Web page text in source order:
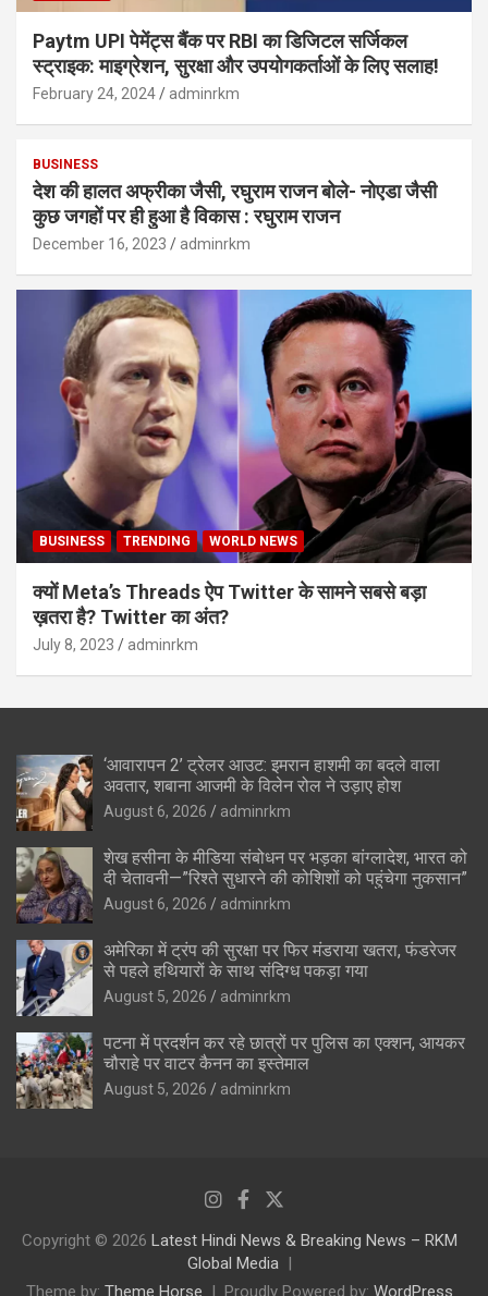
Paytm UPI पेमेंट्स बैंक पर RBI का डिजिटल सर्जिकल
स्ट्राइक: माइग्रेशन, सुरक्षा और उपयोगकर्ताओं के लिए सलाह!
February 24, 2024 adminrkm
BUSINESS
देश की हालत अफ्रीका जैसी, रघुराम राजन बोले- नोएडा जैसी
कुछ जगहों पर ही हुआ है विकास : रघुराम राजन
December 16, 2023 adminrkm
BUSINESS TRENDING WORLD NEWS
क्यों Meta’s Threads ऐप Twitter के सामने सबसे बड़ा
ख़तरा है? Twitter का अंत?
July 8, 2023 adminrkm
‘आवारापन 2’ ट्रेलर आउट: इमरान हाशमी का बदले वाला
अवतार, शबाना आजमी के विलेन रोल ने उड़ाए होश
August 6, 2026 adminrkm
शेख हसीना के मीडिया संबोधन पर भड़का बांग्लादेश, भारत को
दी चेतावनी—”रिश्ते सुधारने की कोशिशों को पहुंचेगा नुकसान”
August 6, 2026 adminrkm
अमेरिका में ट्रंप की सुरक्षा पर फिर मंडराया खतरा, फंडरेजर
से पहले हथियारों के साथ संदिग्ध पकड़ा गया
August 5, 2026 adminrkm
पटना में प्रदर्शन कर रहे छात्रों पर पुलिस का एक्शन, आयकर
चौराहे पर वाटर कैनन का इस्तेमाल
August 5, 2026 adminrkm
Copyright © 2026 Latest Hindi News & Breaking News – RKM
Global Media
Theme by: Theme Horse Proudly Powered by: WordPress